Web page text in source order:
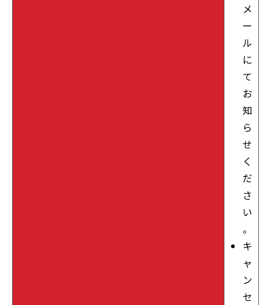
メ
ー
ル
に
て
お
知
ら
せ
く
だ
さ
い
。
キ
ャ
ン
セ